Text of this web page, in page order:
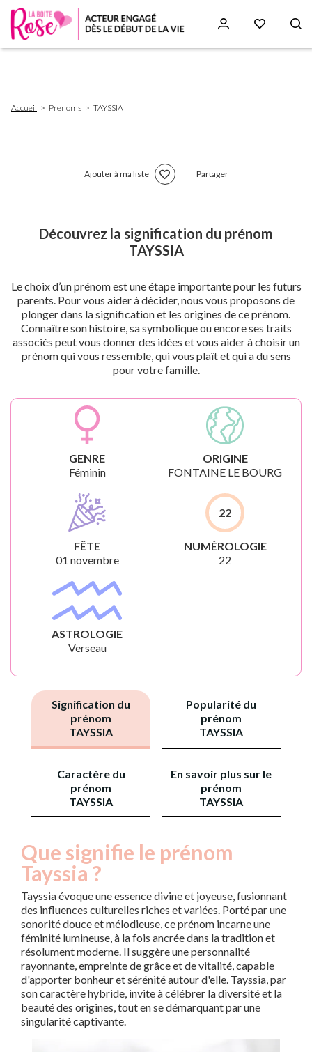
d'Ariane
Accueil Prenoms TAYSSIA
Ajouter à ma liste Partager
Découvrez la signification du prénom
TAYSSIA
Le choix d’un prénom est une étape importante pour les futurs
parents. Pour vous aider à décider, nous vous proposons de
plonger dans la signification et les origines de ce prénom.
Connaître son histoire, sa symbolique ou encore ses traits
associés peut vous donner des idées et vous aider à choisir un
prénom qui vous ressemble, qui vous plaît et qui a du sens
pour votre famille.
GENRE
Féminin
ORIGINE
FONTAINE LE BOURG
FÊTE
01 novembre
22
NUMÉROLOGIE
22
ASTROLOGIE
Verseau
Signification du
prénom
TAYSSIA
Popularité du
prénom
TAYSSIA
Caractère du
prénom
TAYSSIA
En savoir plus sur le
prénom
TAYSSIA
Que signifie le prénom
Tayssia ?
Tayssia évoque une essence divine et joyeuse, fusionnant
des influences culturelles riches et variées. Porté par une
sonorité douce et mélodieuse, ce prénom incarne une
féminité lumineuse, à la fois ancrée dans la tradition et
résolument moderne. Il suggère une personnalité
rayonnante, empreinte de grâce et de vitalité, capable
d'apporter bonheur et sérénité autour d'elle. Tayssia, par
son caractère hybride, invite à célébrer la diversité et la
beauté des origines, tout en se démarquant par une
singularité captivante.